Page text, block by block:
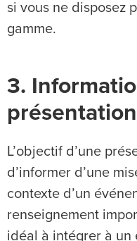
si vous ne disposez
gamme.
3.
L’objectif d’une
d’informer d’une
contexte d’un
renseignement
idéal à intégrer à un